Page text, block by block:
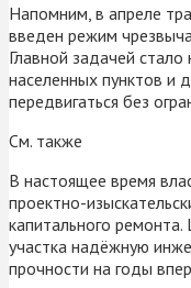
Напомним, в апреле
введен режим
Главной задачей
населенных пунктов и
передвигаться без
См. также
В настоящее время
проектно-
капитального
участка надёжную
прочности на годы